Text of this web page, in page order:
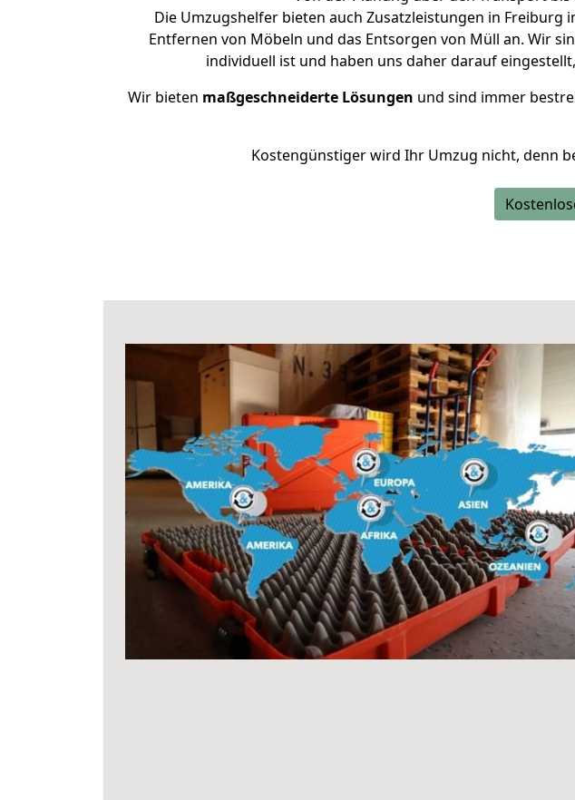
Die Umzugshelfer bieten auch Zusatzleistungen in Freiburg
Entfernen von Möbeln und das Entsorgen von Müll an. Wir
individuell ist und haben uns daher darauf
Wir bieten maßgeschneiderte Lösungen und sind immer
Kostengünstiger wird Ihr Umzug nicht, denn